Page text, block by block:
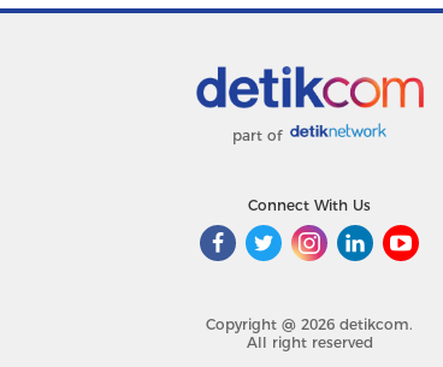
part of
Connect With Us
Copyright @ 2026 detikcom.
All right reserved